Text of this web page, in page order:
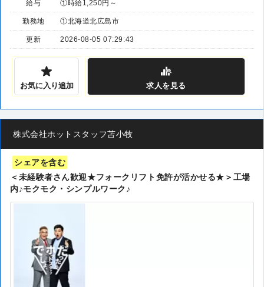
給与 ①時給1,250円～
勤務地 ①北海道北広島市
更新 2026-08-05 07:29:43
お気に入り追加 求人 を見る
株式会社ホットスタッフ苫小牧
シェアを含む
＜未経験者さん歓迎★フォークリフト免許が活かせる★＞工場
内♪モクモク・シンプルワーク♪